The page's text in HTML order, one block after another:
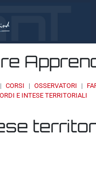
CORSI OSSERVATORI
E INTESE TERRITORIALI